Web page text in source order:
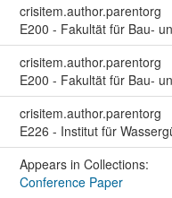
crisitem.author.parentorg
E200 - Fakultät für Bau-
crisitem.author.parentorg
E200 - Fakultät für Bau-
crisitem.author.parentorg
E226 - Institut für
Appears in Collections:
Conference Paper